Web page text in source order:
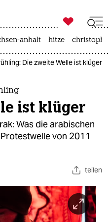

taz zahl ich
anhalt hitze
Die zweite Welle ist klüger
ist klüger
Was die arabischen
von 2011
teilen